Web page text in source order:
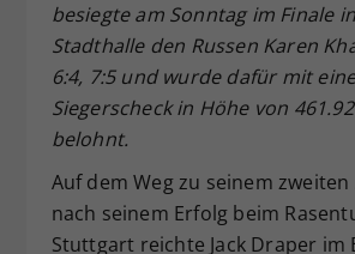
besiegte am Sonntag im Finale
Stadthalle den Russen Karen
6:4, 7:5 und wurde dafür mit
Siegerscheck in Höhe von
belohnt.
Auf dem Weg zu seinem
nach seinem Erfolg beim
Stuttgart reichte Jack Draper im
hat.